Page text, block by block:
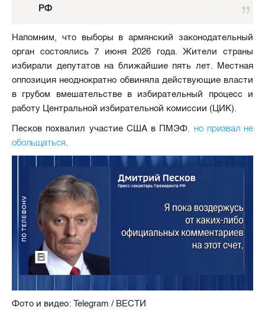
РФ
Напомним, что выборы в армянский законодательный
орган состоялись 7 июня 2026 года. Жители страны
избирали депутатов на ближайшие пять лет. Местная
оппозиция неоднократно обвиняла действующие власти
в грубом вмешательстве в избирательный процесс и
работу Центральной избирательной комиссии (ЦИК).
Песков похвалил участие США в ПМЭФ , но призвал не
обольщаться.
Фото и видео: Telegram / ВЕСТИ